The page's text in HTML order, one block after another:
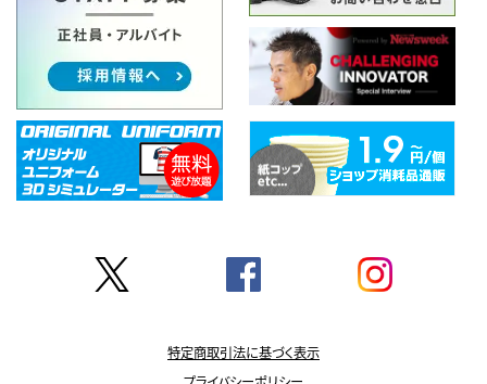
特定商取引法に基づく表示